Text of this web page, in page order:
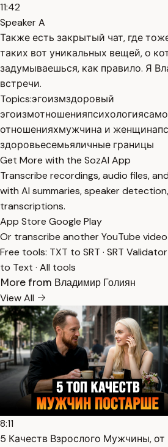
11:42
Speaker A
Также есть закрытый чат, где
таких вот уникальных вещей, о
задумываешься, как правило. Я
встречи.
Topics:эгоизмздоровый
эгоизмотношенияпсихология
отношенияхмужчина и женщина
здоровьесемьяличные границы
Get More with the SozAI App
Transcribe recordings, audio files,
with AI summaries, speaker
transcriptions.
App Store Google Play
Or transcribe another YouTube
Free tools: TXT to SRT · SRT Validator
to Text · All tools
More from Владимир Голиян
View All
8:11
5 Качеств Взрослого Мужчины,